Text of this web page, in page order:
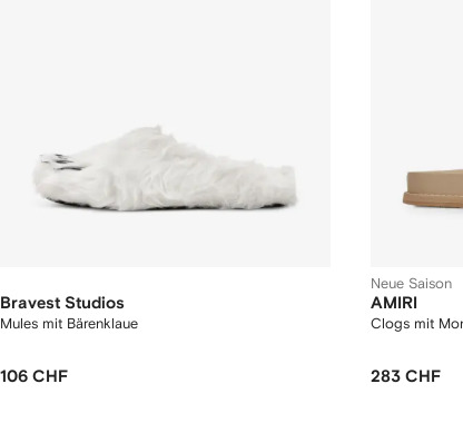
Bravest Studios
Mules mit Bärenklaue
106 CHF
Neue Saison
AMIRI
Clogs mit
283 CHF